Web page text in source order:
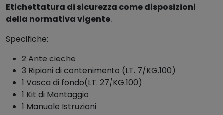
l
t
q
Etichettatura di sicurezza come disposizioni
della normativa vigente.
Specifiche:
2 Ante cieche
3 Ripiani di contenimento (LT. 7/KG.100)
1 Vasca di fondo(LT. 27/KG.100)
1 Kit di Montaggio
1 Manuale Istruzioni